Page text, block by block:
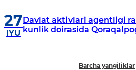
27
IYU
Davlat aktivlari agentligi
kunlik doirasida
Barcha yangiliklar